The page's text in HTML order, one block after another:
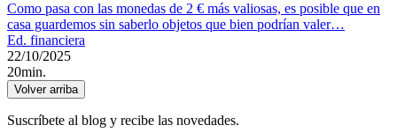
Como pasa con las monedas de 2 € más valiosas, es posible que en
casa guardemos sin saberlo objetos que bien podrían valer…
Ed. financiera
22/10/2025
20min.
Volver arriba
Suscríbete al blog y recibe las novedades.